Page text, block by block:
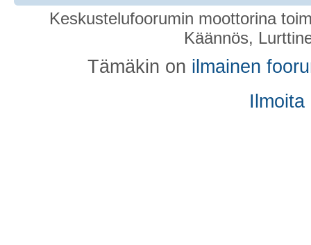
Keskustelufoorumin moottorina
Käännös,
Tämäkin on ilmainen